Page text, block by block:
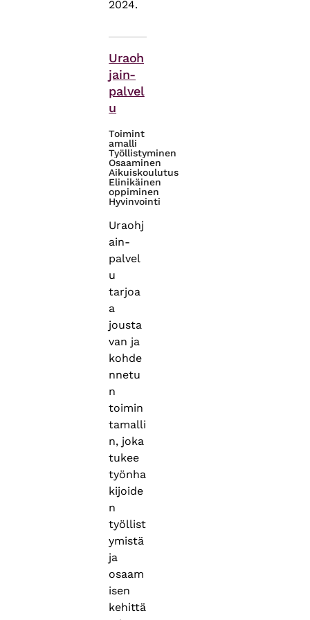
2024.
Uraoh
jain-
palvel
u
Toimint
amalli
Työllistyminen
Osaaminen
Aikuiskoulutus
Elinikäinen
oppiminen
Hyvinvointi
Uraohj
ain-
palvel
u
tarjoa
a
jousta
van ja
kohde
nnetu
n
toimin
tamalli
n, joka
tukee
työnha
kijoide
n
työllist
ymistä
ja
osaam
isen
kehittä